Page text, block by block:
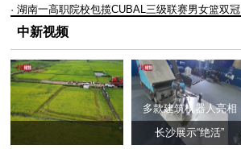
· 湖南一高职院校包揽CUBAL三级联赛男女篮双冠
中新视频
多款建筑机器人亮相
长沙展示“绝活”